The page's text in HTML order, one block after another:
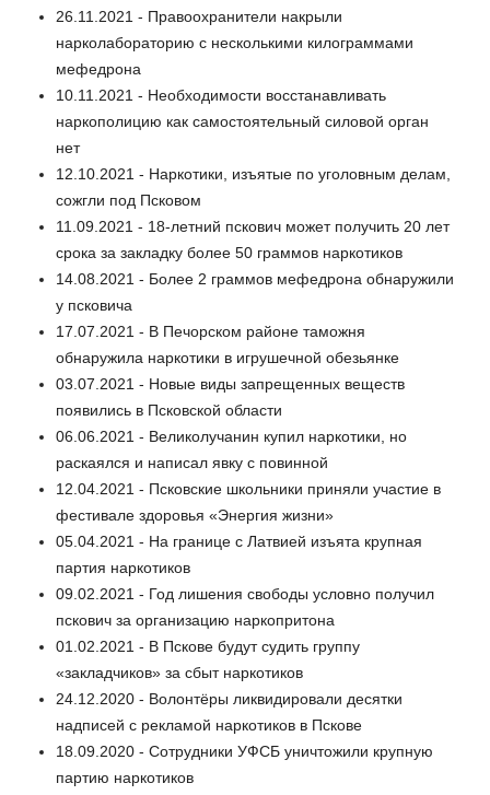
26.11.2021 - Правоохранители накрыли
нарколабораторию с несколькими килограммами
мефедрона
10.11.2021 - Необходимости восстанавливать
наркополицию как самостоятельный силовой орган
нет
12.10.2021 - Наркотики, изъятые по уголовным делам,
сожгли под Псковом
11.09.2021 - 18-летний пскович может получить 20 лет
срока за закладку более 50 граммов наркотиков
14.08.2021 - Более 2 граммов мефедрона обнаружили
у псковича
17.07.2021 - В Печорском районе таможня
обнаружила наркотики в игрушечной обезьянке
03.07.2021 - Новые виды запрещенных веществ
появились в Псковской области
06.06.2021 - Великолучанин купил наркотики, но
раскаялся и написал явку с повинной
12.04.2021 - Псковские школьники приняли участие в
фестивале здоровья «Энергия жизни»
05.04.2021 - На границе с Латвией изъята крупная
партия наркотиков
09.02.2021 - Год лишения свободы условно получил
пскович за организацию наркопритона
01.02.2021 - В Пскове будут судить группу
«закладчиков» за сбыт наркотиков
24.12.2020 - Волонтёры ликвидировали десятки
надписей с рекламой наркотиков в Пскове
18.09.2020 - Сотрудники УФСБ уничтожили крупную
партию наркотиков